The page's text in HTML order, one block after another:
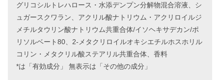
グリコシルトレハロース・水添デンプン分解物混合溶液、シ
ュガースクワラン、アクリル酸ナトリウム・アクリロイルジ
メチルタウリン酸ナトリウム共重合体/イソヘキサデカン/ポ
リソルベート80、2-メタクリロイルオキシエチルホスホリル
コリン・メタクリル酸ステアリル共重合体、香料
*は「有効成分」 無表示は「その他の成分」